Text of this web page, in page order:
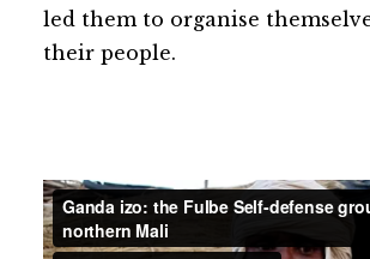
led them to organise
their people.